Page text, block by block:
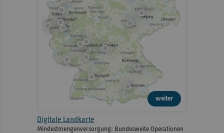
weiter
Digitale Landkarte
Mindestmengenversorgung: Bundesweite Operationen